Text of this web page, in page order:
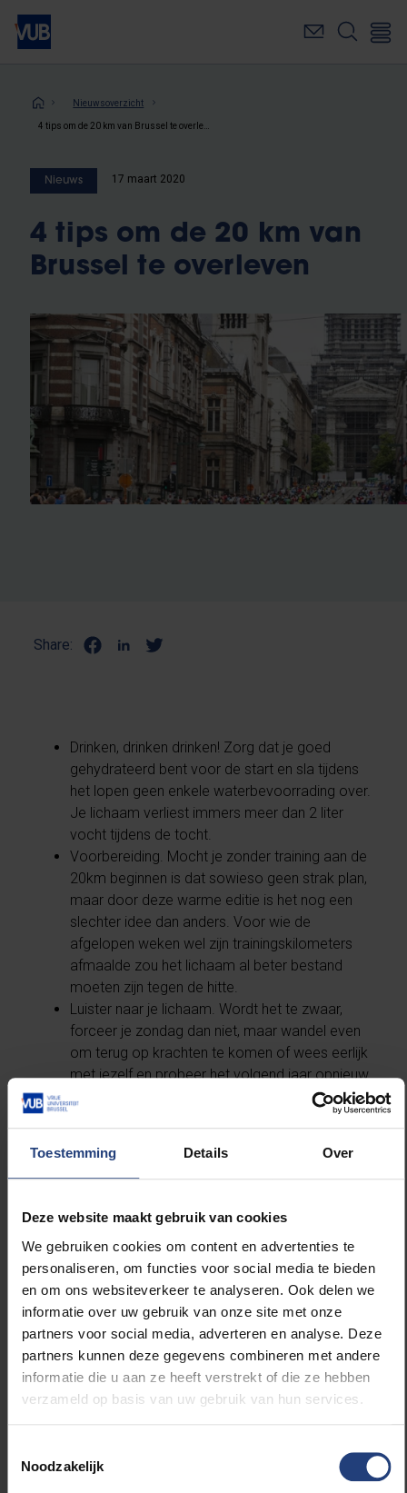
Toestemming Details Over
Deze website maakt gebruik van cookies
We gebruiken cookies om content en advertenties te
personaliseren, om functies voor social media te bieden
en om ons websiteverkeer te analyseren. Ook delen we
informatie over uw gebruik van onze site met onze
partners voor social media, adverteren en analyse. Deze
partners kunnen deze gegevens combineren met andere
informatie die u aan ze heeft verstrekt of die ze hebben
verzameld op basis van uw gebruik van hun services.
Noodzakelijk
Overslaan
naar
inhoudKruimelpad
Nieuwsoverzicht
Nieuws 17 maart 2020
4 tips om de 20 km van
Brussel te overleven
Share:
Drinken, drinken drinken! Zorg dat je goed
gehydrateerd bent voor de start en sla tijdens
het lopen geen enkele waterbevoorrading over.
Je lichaam verliest immers meer dan 2 liter
vocht tijdens de tocht.
Voorbereiding. Mocht je zonder training aan de
20km beginnen is dat sowieso geen strak plan,
maar door deze warme editie is het nog een
slechter idee dan anders. Voor wie de
afgelopen weken wel zijn trainingskilometers
afmaalde zou het lichaam al beter bestand
moeten zijn tegen de hitte.
Luister naar je lichaam. Wordt het te zwaar,
forceer je zondag dan niet, maar wandel even
om terug op krachten te komen of wees eerlijk
met jezelf en probeer het volgend jaar opnieuw.
Draag een hoofddeksel. Cliché, maar o zo
Succes allemaal!
Lees meer over:
weKONEKT
Sport